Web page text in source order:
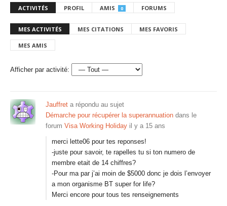
ACTIVITÉS PROFIL AMIS 0 FORUMS
MES ACTIVITÉS MES CITATIONS MES FAVORIS
MES AMIS
Afficher par activité:
Jauffret a répondu au sujet
Démarche pour récupérer la superannuation dans le
forum Visa Working Holiday il y a 15 ans
merci lette06 pour tes reponses!
-juste pour savoir, te rapelles tu si ton numero de
membre etait de 14 chiffres?
-Pour ma par j’ai moin de $5000 donc je dois l’envoyer
a mon organisme BT super for life?
Merci encore pour tous tes renseignements